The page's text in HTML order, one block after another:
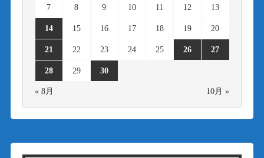
7 8 9 10 11 12 13
14 15 16 17 18 19 20
21 22 23 24 25 26 27
28 29 30
« 8月 10月 »